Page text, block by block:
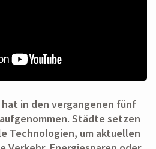
hat in den vergangenen fünf
Städte setzen
Technologien, um aktuellen